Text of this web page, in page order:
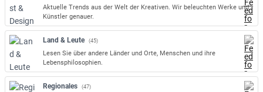
Aktuelle Trends aus der Welt der Kreativen. Wir beleuchten Werke und
Künstler genauer.
Land & Leute (45)
Lesen Sie über andere Länder und Orte, Menschen und ihre
Lebensphilosophien.
Regionales (47)